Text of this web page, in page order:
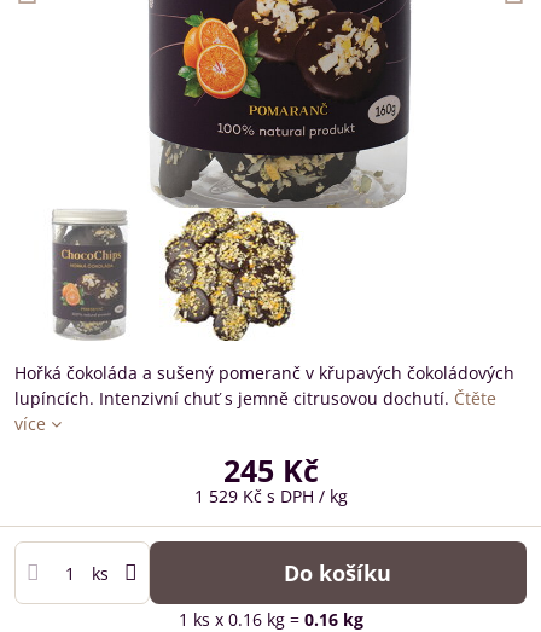
Hořká čokoláda a sušený pomeranč v křupavých čokoládových
lupíncích. Intenzivní chuť s jemně citrusovou dochutí. Čtěte
více
245 Kč
1 529 Kč s DPH / kg
ks Do košíku
1 ks x 0.16 kg = 0.16kg